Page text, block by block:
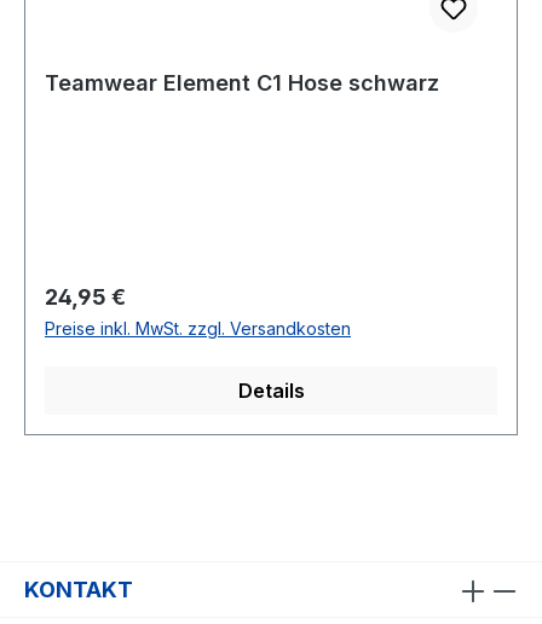
Teamwear Element C1 Hose schwarz
Regulärer Preis:
24,95 €
Preise inkl. MwSt. zzgl. Versandkosten
Details
KONTAKT